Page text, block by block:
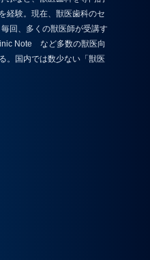
経験。現在、獣医歯科のセ
回、多くの獣医師が受講す
Note など多数の獣医向
。国内では数少ない「獣医